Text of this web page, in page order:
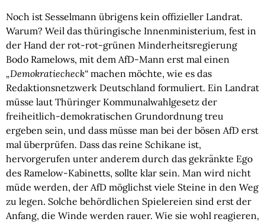
Noch ist Sesselmann übrigens kein offizieller Landrat.
Warum? Weil das thüringische Innenministerium, fest in
der Hand der rot-rot-grünen Minderheitsregierung
Bodo Ramelows, mit dem AfD-Mann erst mal einen
„Demokratiecheck“ machen möchte, wie es das
Redaktionsnetzwerk Deutschland formuliert. Ein Landrat
müsse laut Thüringer Kommunalwahlgesetz der
freiheitlich-demokratischen Grundordnung treu
ergeben sein, und dass müsse man bei der bösen AfD erst
mal überprüfen. Dass das reine Schikane ist,
hervorgerufen unter anderem durch das gekränkte Ego
des Ramelow-Kabinetts, sollte klar sein. Man wird nicht
müde werden, der AfD möglichst viele Steine in den Weg
zu legen. Solche behördlichen Spielereien sind erst der
Anfang, die Winde werden rauer. Wie sie wohl reagieren,